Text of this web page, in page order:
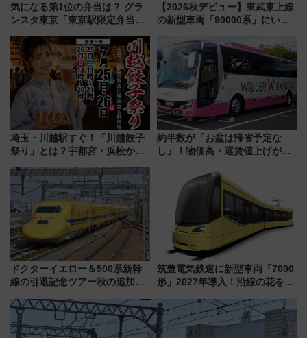
気になる第1位の弁当は？ グラ
ンスタ東京「東京駅限定弁当
【2026秋デビュー】東武東上線
の新型車両「90000系」にいち
向け先行試乗会でキッズアンバ
サダーになろう
埼玉・川越駅すぐ！「川越餃子
祭り」とは？宇都宮・浜松から
を食べ比べ【7月25日・26日開
催】
約半数が「お盆は帰省予定な
し」！物価高・運賃値上げが財
りたいけど……【WILLER お盆
帰省動向調査】
ドクターイエロー＆500系新幹
線の引退記念ツアー秋の追加企
ホテル情報まとめ
筑豊電気鉄道に新型車両「7000
形」2027年導入！沿線の花をイ
内は落ち着いたゆとりある空間
に